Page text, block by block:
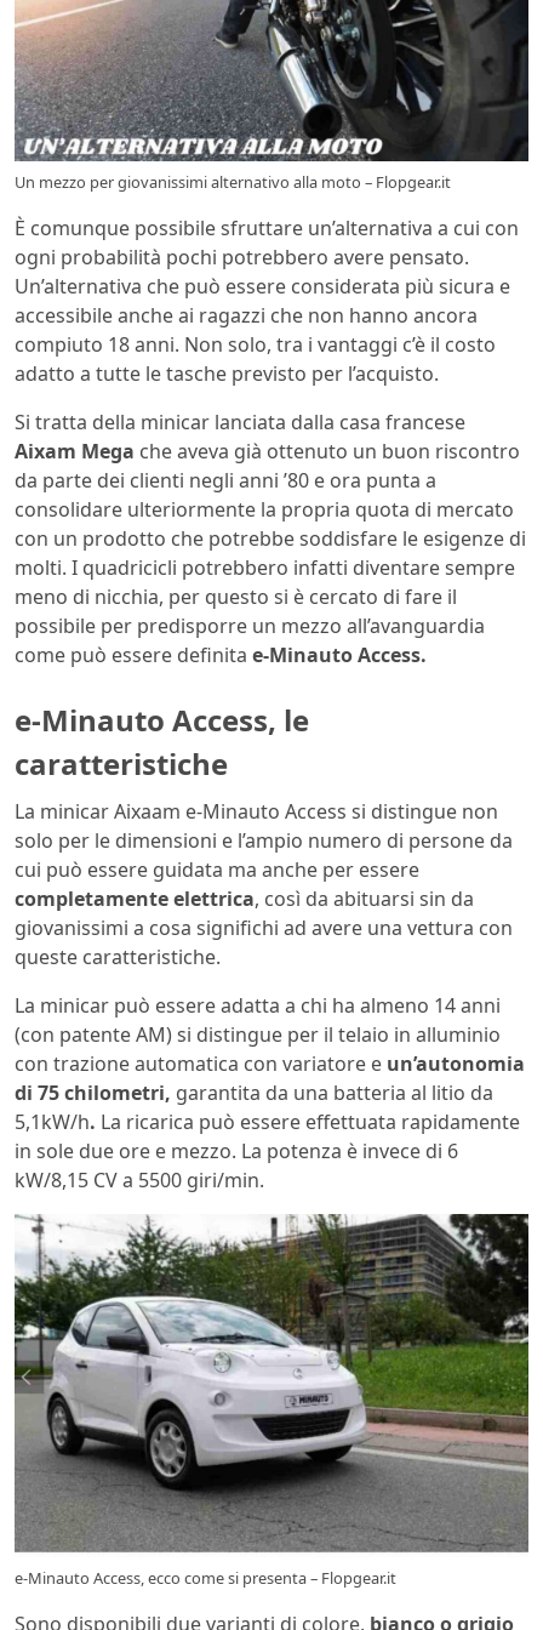
Un mezzo per giovanissimi alternativo alla moto – Flopgear.it
È comunque possibile sfruttare un’alternativa a cui con
ogni probabilità pochi potrebbero avere pensato.
Un’alternativa che può essere considerata più sicura e
accessibile anche ai ragazzi che non hanno ancora
compiuto 18 anni. Non solo, tra i vantaggi c’è il costo
adatto a tutte le tasche previsto per l’acquisto.
Si tratta della minicar lanciata dalla casa francese
Aixam Mega che aveva già ottenuto un buon riscontro
da parte dei clienti negli anni ’80 e ora punta a
consolidare ulteriormente la propria quota di mercato
con un prodotto che potrebbe soddisfare le esigenze di
molti. I quadricicli potrebbero infatti diventare sempre
meno di nicchia, per questo si è cercato di fare il
possibile per predisporre un mezzo all’avanguardia
come può essere definita e-Minauto Access.
e-Minauto Access, le
caratteristiche
La minicar Aixaam e-Minauto Access si distingue non
solo per le dimensioni e l’ampio numero di persone da
cui può essere guidata ma anche per essere
completamente elettrica, così da abituarsi sin da
giovanissimi a cosa significhi ad avere una vettura con
queste caratteristiche.
La minicar può essere adatta a chi ha almeno 14 anni
(con patente AM) si distingue per il telaio in alluminio
con trazione automatica con variatore e un’autonomia
di 75 chilometri, garantita da una batteria al litio da
5,1kW/h. La ricarica può essere effettuata rapidamente
in sole due ore e mezzo. La potenza è invece di 6
kW/8,15 CV a 5500 giri/min.
e-Minauto Access, ecco come si presenta – Flopgear.it
Sono disponibili due varianti di colore, bianco o grigio